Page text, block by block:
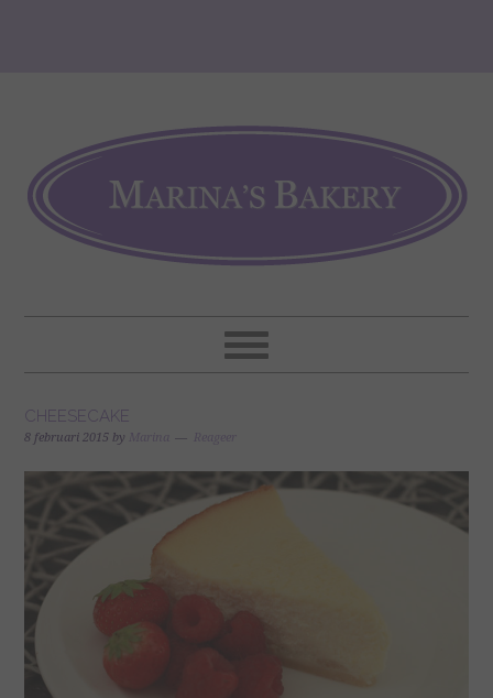
CHEESECAKE
8 februari 2015 by Marina Reageer